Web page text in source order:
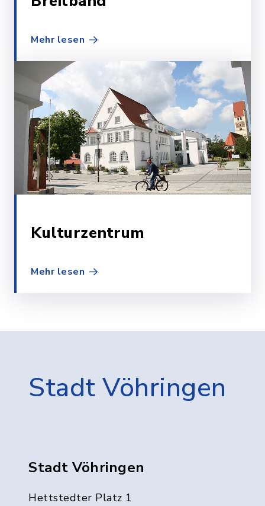
Mehr lesen
Kulturzentrum
Mehr lesen
Stadt Vöhringen
Stadt Vöhringen
Hettstedter Platz 1